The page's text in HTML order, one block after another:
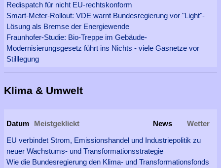
Redispatch für nicht EU-rechtskonform
Smart-Meter-Rollout: VDE warnt Bundesregierung vor "Light"-
Lösung als Bremse der Energiewende
Fraunhofer-Studie: Bio-Treppe im Gebäude-
Modernisierungsgesetz führt ins Nichts - viele Gasnetze vor
Stilllegung
Klima & Umwelt
Datum Meistgeklickt News
Wetter
EU verbindet Strom, Emissionshandel und Industriepolitik zu
neuer Wachstums- und Transformationsstrategie
Wie die Bundesregierung den Klima- und Transformationsfonds